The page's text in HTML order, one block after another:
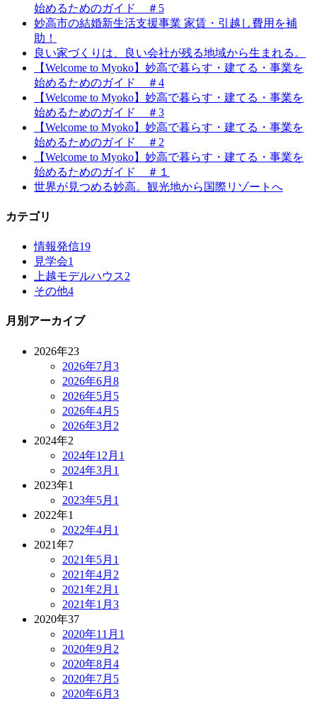
始めるためのガイド ＃5
妙高市の結婚新生活支援事業 家賃・引越し費用を補
助！
良い家づくりは、良い会社が残る地域から生まれる。
【Welcome to Myoko】妙高で暮らす・建てる・事業を
始めるためのガイド ＃4
【Welcome to Myoko】妙高で暮らす・建てる・事業を
始めるためのガイド ＃3
【Welcome to Myoko】妙高で暮らす・建てる・事業を
始めるためのガイド ＃2
【Welcome to Myoko】妙高で暮らす・建てる・事業を
始めるためのガイド ＃１
世界が見つめる妙高。観光地から国際リゾートへ
カテゴリ
情報発信19
見学会1
上越モデルハウス2
その他4
月別アーカイブ
2026年23
2026年7月 3
2026年6月 8
2026年5月 5
2026年4月 5
2026年3月 2
2024年2
2024年12月 1
2024年3月 1
2023年1
2023年5月 1
2022年1
2022年4月 1
2021年7
2021年5月 1
2021年4月 2
2021年2月 1
2021年1月 3
2020年37
2020年11月 1
2020年9月 2
2020年8月 4
2020年7月 5
2020年6月 3